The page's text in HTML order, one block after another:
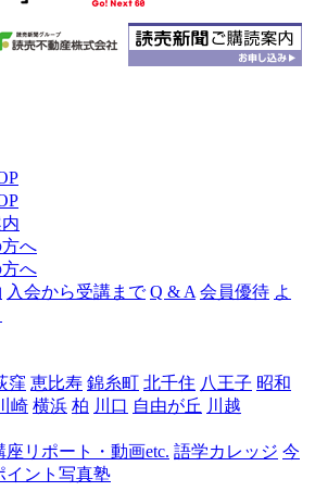
へ
へ
入会から受講まで Q & A 会員優待 よ
窪 恵比寿 錦糸町 北千住 八王子 昭和
崎 横浜 柏 川口 自由が丘 川越
座リポート・動画etc. 語学カレッジ 今
イント写真塾